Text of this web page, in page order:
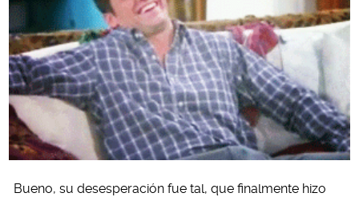
Bueno, su desesperación fue tal, que finalmente hizo